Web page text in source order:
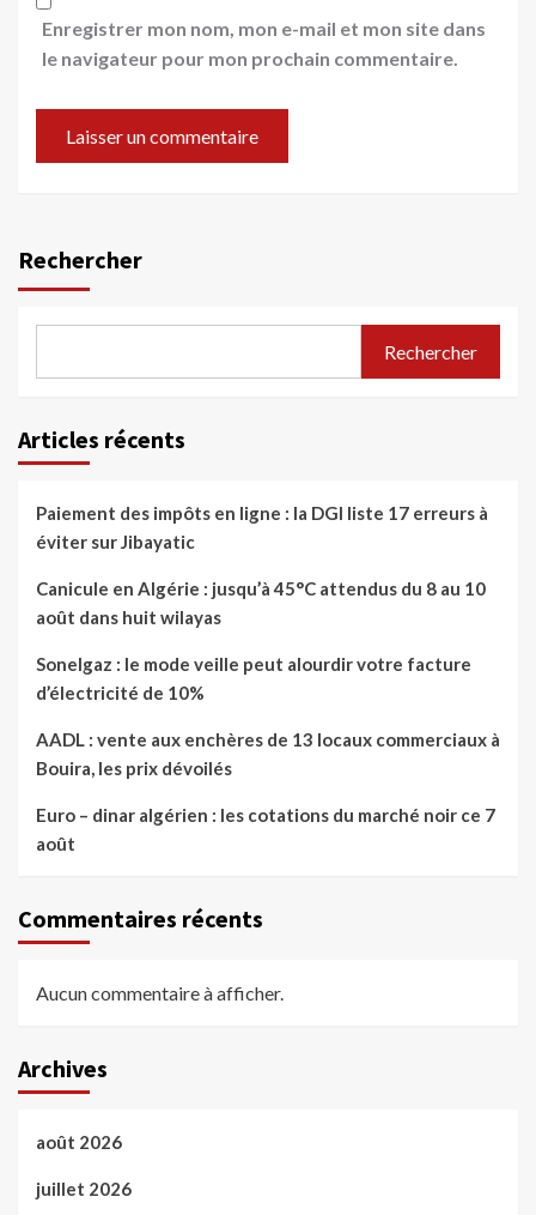
Enregistrer mon nom, mon e-mail et mon site dans
le navigateur pour mon prochain commentaire.
Rechercher
Rechercher
Articles récents
Paiement des impôts en ligne : la DGI liste 17 erreurs à
éviter sur Jibayatic
Canicule en Algérie : jusqu’à 45°C attendus du 8 au 10
août dans huit wilayas
Sonelgaz : le mode veille peut alourdir votre facture
d’électricité de 10%
AADL : vente aux enchères de 13 locaux commerciaux à
Bouira, les prix dévoilés
Euro – dinar algérien : les cotations du marché noir ce 7
août
Commentaires récents
Aucun commentaire à afficher.
Archives
août 2026
juillet 2026